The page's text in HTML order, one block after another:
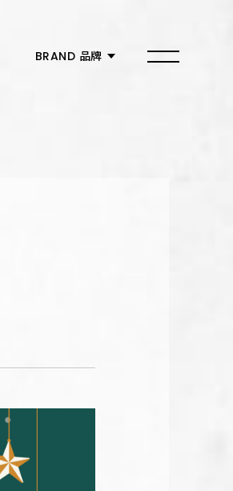
BRAND 品牌
肉